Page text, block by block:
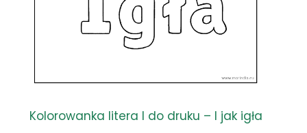
Kolorowanka litera I do druku – I jak igła